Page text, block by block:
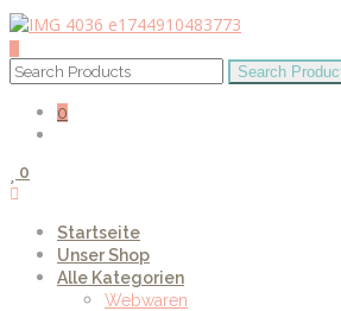
0
0
Startseite
Unser Shop
Alle Kategorien
Webwaren